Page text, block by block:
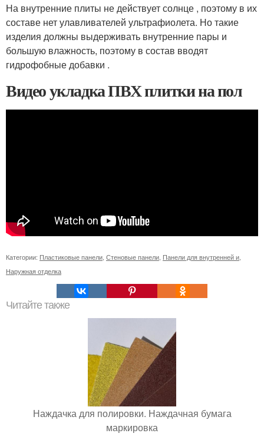
На внутренние плиты не действует солнце , поэтому в их
составе нет улавливателей ультрафиолета. Но такие
изделия должны выдерживать внутренние пары и
большую влажность, поэтому в состав вводят
гидрофобные добавки .
Видео укладка ПВХ плитки на пол
Категории: Пластиковые панели Стеновые панели Панели для внутренней и
Наружная отделка
Читайте также
Наждачка для полировки. Наждачная бумага
маркировка